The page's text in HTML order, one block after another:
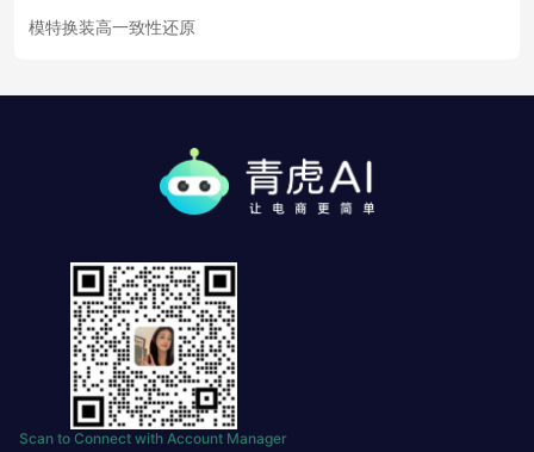
模特换装高一致性还原
Scan to Connect with Account Manager